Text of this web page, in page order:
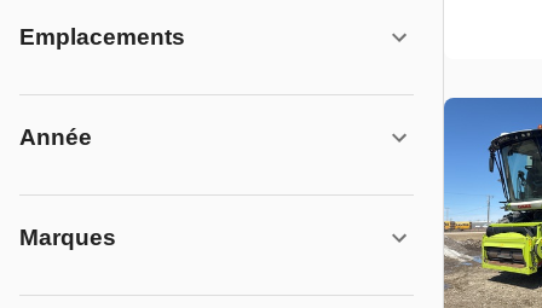
Emplacements
Année
Marques